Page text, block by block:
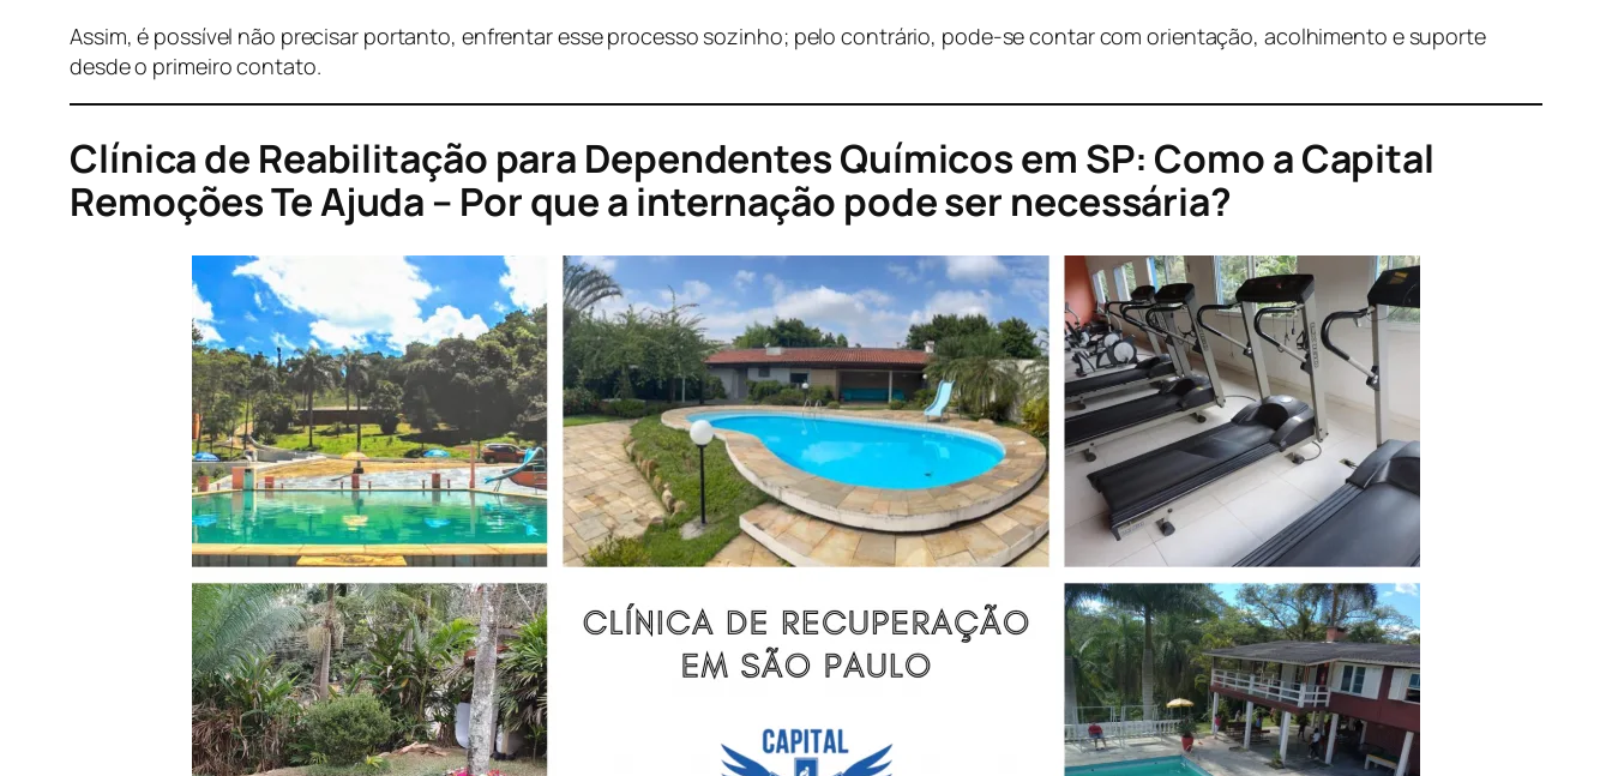
Assim, é possível não precisar portanto, enfrentar esse processo sozinho; pelo contrário, pode-se contar com orientação, acolhimento e suporte
desde o primeiro contato.
Clínica de Reabilitação para Dependentes Químicos em SP: Como a Capital
Remoções Te Ajuda – Por que a internação pode ser necessária?